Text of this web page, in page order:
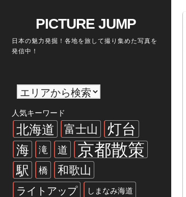
PICTURE JUMP
日本の魅力発掘！各地を旅して撮り集めた写真を
発信中！
人気キーワード
北海道 富士山 灯台
海 滝 道 京都散策
駅 橋 和歌山
ライトアップ しまなみ海道